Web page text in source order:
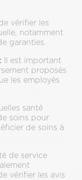
vérifier les
notamment
garanties.
Il est important
proposés
les employés
santé
soins pour
de soins à
de service
vérifier les avis